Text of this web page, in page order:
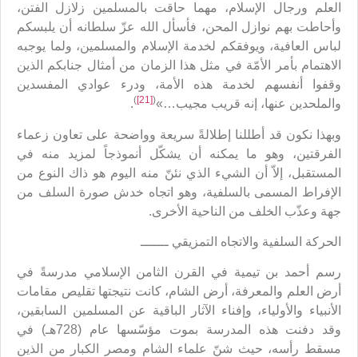
العلم ورجال الإسلام، مهما حاقت بالمسلمين زلازل الفتن،
وأحاطت بهم نوازل المحن، فأسأل الله عزّ سلطانه أن يلبسكم
لباس العافية، ويوفقكم لخدمة الإسلام والمسلمين، ولما يوجبه
الاهتمام بأمر الأمّة في مثل هذا الزمان من أمثال جنابكم الذين
وقفوا أنفسهم لخدمة هذه الأمة، ودرء عوادي المفسدين
والملحدين عنها، إنه قريب مجيب…»(
[21]
)
.
وبهذا نكون قد أطللنا إطلالةً سريعة وواضحة على تعاون زعماء
الفرقتين، وهو ما يمكنه أن يشكّل أنموذجاً لمزيد منه في
المستقبل، إلاّ أن الشيء الذي نئنّ منه اليوم هو ذاك النوع من
الإفراط المسمى بالسلفية، وهو اتجاه خدش صورة السلف من
جهة وعذّب الخلف من الناحية الأخرى.
الحركة السلفية والاتجاه التمزيقي ـــــــ
رسم أحمد بن تيمية في القرن الثامن الإسلامي مدرسةً في
أرض العلم والمعرفة، أرض الشام، كانت نتيجتها تقليص مقامات
الأنبياء والأولياء، وإفناء الآثار الباقية عن المسلمين السابقين،
وقد دفنت هذه المدرسة بموت مؤسّسها عام (728هـ) في
مسقط رأسه، حيث شنّ علماء الشام ومصر الكبار من الذين